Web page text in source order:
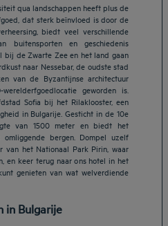
qua landschappen heeft plus de
dat sterk beïnvloed is door de
biedt veel verschillende
buitensporten en geschiedenis
bij de Zwarte Zee en het land gaan
naar Nessebar, de oudste stad
van de Byzantijnse architectuur
geworden is.
Sofia bij het Rilaklooster, een
in Bulgarije. Gesticht in de 10e
van 1500 meter en biedt het
bergen. Dompel uzelf
van het Nationaal Park Pirin, waar
en keer terug naar ons hotel in het
genieten van wat welverdiende
in Bulgarije